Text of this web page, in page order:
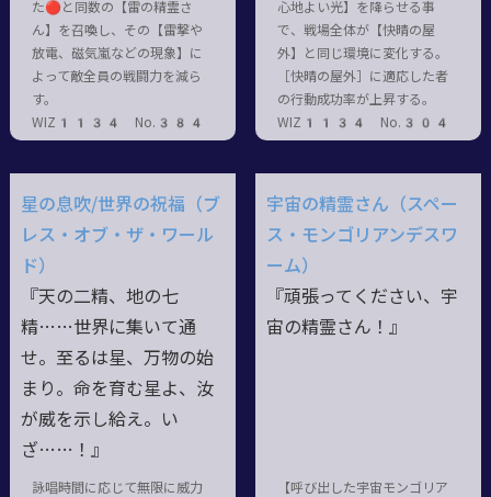
た🔴と同数の【雷の精霊さ
ん】を召喚し、その【雷撃や
放電、磁気嵐などの現象】に
よって敵全員の戦闘力を減ら
す。
WIZ1134 No.384
心地よい光】を降らせる事
で、戦場全体が【快晴の屋
外】と同じ環境に変化する。
［快晴の屋外］に適応した者
の行動成功率が上昇する。
WIZ1134 No.304
星の息吹/世界の祝福（ブ
レス・オブ・ザ・ワール
ド）
『天の二精、地の七
精……世界に集いて通
せ。至るは星、万物の始
まり。命を育む星よ、汝
が威を示し給え。い
ざ……！』
詠唱時間に応じて無限に威力
宇宙の精霊さん（スペー
ス・モンゴリアンデスワ
ーム）
『頑張ってください、宇
宙の精霊さん！』
【呼び出した宇宙モンゴリア